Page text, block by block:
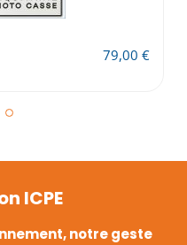
49,00 €